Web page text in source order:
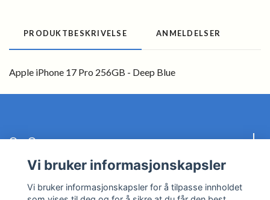
PRODUKTBESKRIVELSE ANMELDELSER
Apple iPhone 17 Pro 256GB - Deep Blue
Om Oss
Vi bruker informasjonskapsler
Vi bruker informasjonskapsler for å tilpasse innholdet